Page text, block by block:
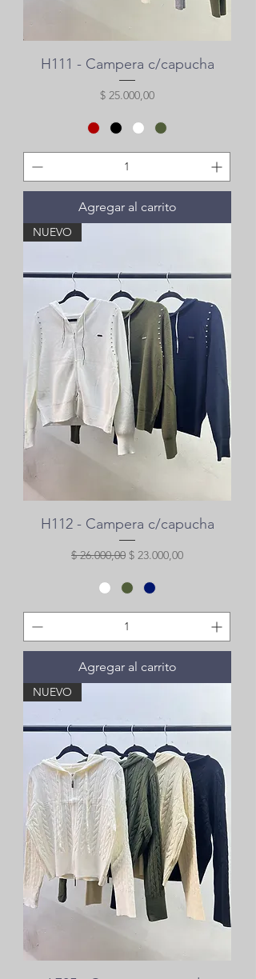
H111 - Campera c/capucha
Precio
$ 25.000,00
Agregar al carrito
NUEVO
H112 - Campera c/capucha
Precio
$ 26.000,00 Precio de oferta
$ 23.000,00
Agregar al carrito
NUEVO